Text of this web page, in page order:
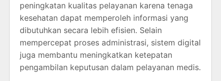
peningkatan kualitas pelayanan karena tenaga
kesehatan dapat memperoleh informasi yang
dibutuhkan secara lebih efisien. Selain
mempercepat proses administrasi, sistem digital
juga membantu meningkatkan ketepatan
pengambilan keputusan dalam pelayanan medis.